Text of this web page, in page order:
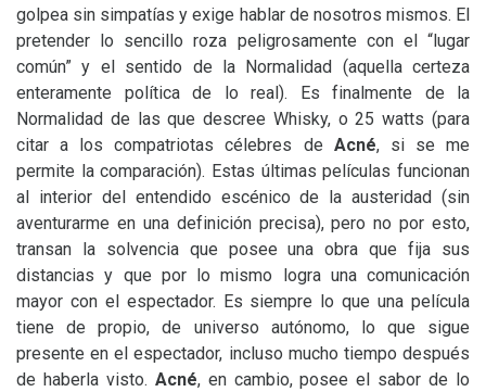
golpea sin simpatías y exige hablar de nosotros mismos. El
pretender lo sencillo roza peligrosamente con el “lugar
común” y el sentido de la Normalidad (aquella certeza
enteramente política de lo real). Es finalmente de la
Normalidad de las que descree Whisky, o 25 watts (para
citar a los compatriotas célebres de Acné, si se me
permite la comparación). Estas últimas películas funcionan
al interior del entendido escénico de la austeridad (sin
aventurarme en una definición precisa), pero no por esto,
transan la solvencia que posee una obra que fija sus
distancias y que por lo mismo logra una comunicación
mayor con el espectador. Es siempre lo que una película
tiene de propio, de universo autónomo, lo que sigue
presente en el espectador, incluso mucho tiempo después
de haberla visto. Acné, en cambio, posee el sabor de lo